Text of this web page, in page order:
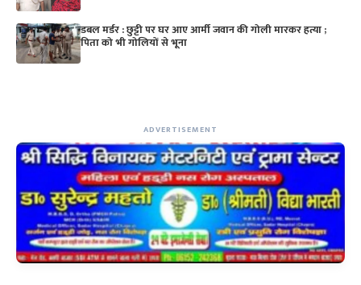
डबल मर्डर : छुट्टी पर घर आए आर्मी जवान की गोली मारकर हत्या ;
पिता को भी गोलियों से भूना
ADVERTISEMENT